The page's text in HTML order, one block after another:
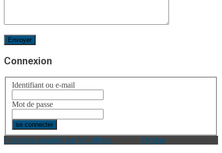
Connexion
Identifiant ou e-mail
Mot de passe
Fièrement propulsé par WordPress FlyMag